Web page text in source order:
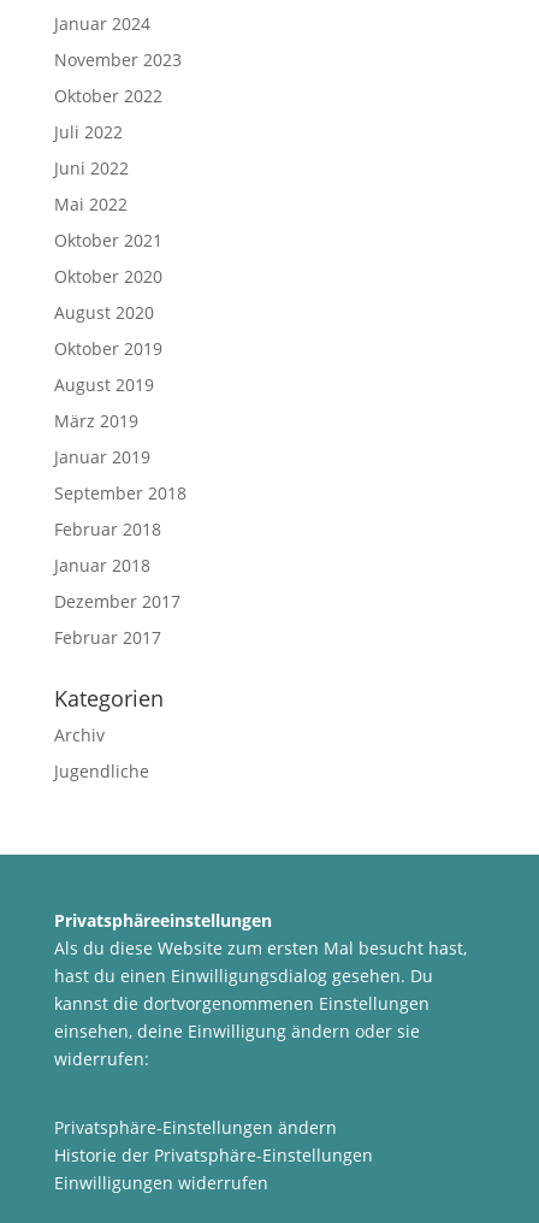
Januar 2024
November 2023
Oktober 2022
Juli 2022
Juni 2022
Mai 2022
Oktober 2021
Oktober 2020
August 2020
Oktober 2019
August 2019
März 2019
Januar 2019
September 2018
Februar 2018
Januar 2018
Dezember 2017
Februar 2017
Kategorien
Archiv
Jugendliche
Privatsphäreeinstellungen
Als du diese Website zum ersten Mal besucht hast,
hast du einen Einwilligungsdialog gesehen. Du
kannst die dortvorgenommenen Einstellungen
einsehen, deine Einwilligung ändern oder sie
widerrufen:
Privatsphäre-Einstellungen ändern
Historie der Privatsphäre-Einstellungen
Einwilligungen widerrufen